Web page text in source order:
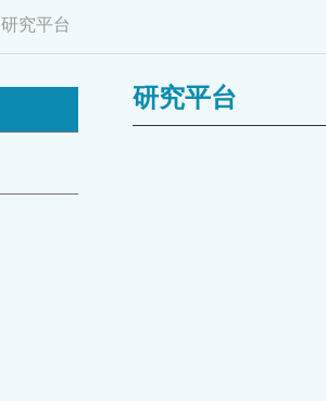
研究平台
研究平台